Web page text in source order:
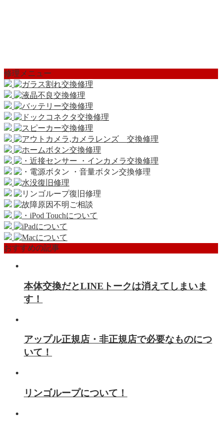
修理メニュー
おすすめの記事
本体交換だとLINEトークは消えてしまいま
す！
アップル正規店・非正規店で必要なものにつ
いて！
リンゴループについて！